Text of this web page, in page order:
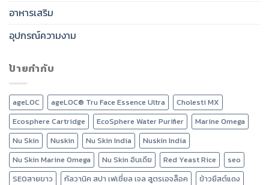
อาหารเสริม
อุปกรณ์ความงาม
ป้ายกำกับ
ageLOC ageLOC® Tru Face Essence Ultra
Cholesti MX
Ecosphere Cartridge
EcoSphere Water Purifier
Marine Omega
Nu Skin
Nuskin Nu Skin India
Nuskin India
Nu Skin Marine Omega
Nu Skin อินเดีย Red Yeast Rice
seo
SEOสายขาว
กัลวานิค สปา เฟเชี่ยล เจล สูตรเอจล็อค
ข้าวยีสต์แดง